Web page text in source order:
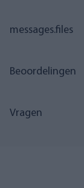
messages.files
Beoordelingen
Vragen